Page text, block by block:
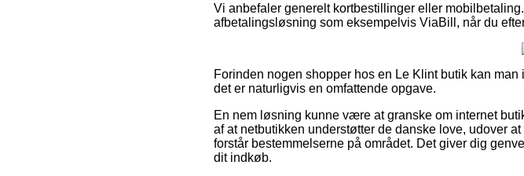
Vi anbefaler generelt kortbestillinger eller
afbetalingsløsning som eksempelvis ViaBill, når du
Forinden nogen shopper hos en Le Klint butik kan
det er naturligvis en omfattende opgave.
En nem løsning kunne være at granske om internet
af at netbutikken understøtter de danske love, udover
forstår bestemmelserne på området. Det giver dig
dit indkøb.